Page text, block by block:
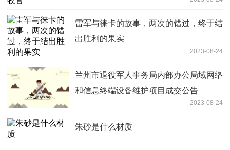
雷军与徕卡的故事，两次的错过，终于结
出胜利的果实
2023-08-24
兰州市退役军人事务局内部办公局域网络
和信息终端设备维护项目成交公告
2023-08-24
朱砂是什么材质